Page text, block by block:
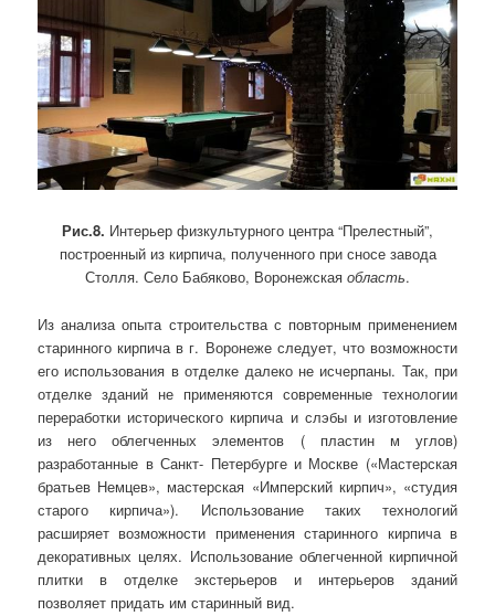
Рис.8. Интерьер физкультурного центра “Прелестный”,
построенный из кирпича, полученного при сносе завода
Столля. Село Бабяково, Воронежская область.
Из анализа опыта строительства с повторным применением
старинного кирпича в г. Воронеже следует, что возможности
его использования в отделке далеко не исчерпаны. Так, при
отделке зданий не применяются современные технологии
переработки исторического кирпича и слэбы и изготовление
из него облегченных элементов ( пластин м углов)
разработанные в Санкт- Петербурге и Москве («Мастерская
братьев Немцев», мастерская «Имперский кирпич», «студия
старого кирпича»). Использование таких технологий
расширяет возможности применения старинного кирпича в
декоративных целях. Использование облегченной кирпичной
плитки в отделке экстерьеров и интерьеров зданий
позволяет придать им старинный вид.